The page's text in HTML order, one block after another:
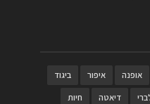
אופנה איפור
ביגוד
דיאטה
חיות